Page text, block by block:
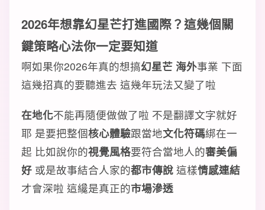
2026年想靠幻星芒打進國際？這幾個關
鍵策略心法你一定要知道
啊如果你2026年真的想搞幻星芒 海外事業 下面
這幾招真的要聽進去 這幾年玩法又變了啦
在地化不能再隨便做做了啦 不是翻譯文字就好
耶 是要把整個核心體驗跟當地文化符碼綁在一
起 比如說你的視覺風格要符合當地人的審美偏
好 或是故事結合人家的都市傳說 這樣情感連結
才會深啦 這纔是真正的市場滲透